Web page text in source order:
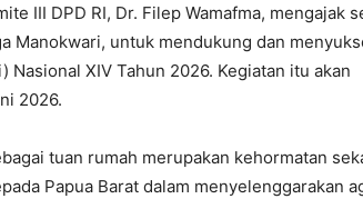
III DPD RI, Dr. Filep Wamafma, mengajak
Manokwari, untuk mendukung dan
Nasional XIV Tahun 2026. Kegiatan itu akan
2026.
tuan rumah merupakan kehormatan
Papua Barat dalam menyelenggarakan